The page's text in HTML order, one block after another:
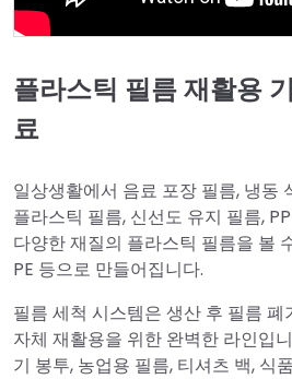
플라스틱 필름 재활용
료
일상생활에서 음료 포장 필름, 냉동
플라스틱 필름, 신선도 유지 필름,
다양한 재질의 플라스틱 필름을 볼
PE 등으로 만들어집니다.
필름 세척 시스템은 생산 후 필름
자체 재활용을 위한 완벽한 라인입
기 봉투, 농업용 필름, 티셔츠 백, 식